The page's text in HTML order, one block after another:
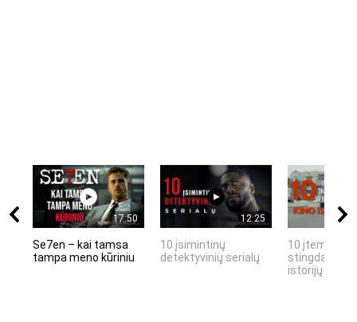
17:50
Se7en – kai tamsa
tampa meno kūriniu
12:25
10 įsimintinų
detektyvinių serialų
10 įtemptų,
stingdančių
istorijų